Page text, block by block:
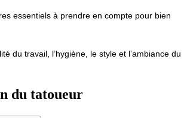
essentiels à prendre en compte pour bien
du travail, l’hygiène, le style et l’ambiance du
du tatoueur